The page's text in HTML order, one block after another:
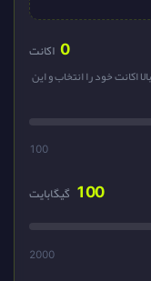
0 اکانت
اکانت خود را انتخاب و این
100
100 گیگابایت
2000